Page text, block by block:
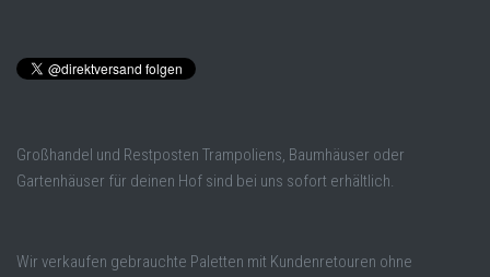
Großhandel und Restposten Trampoliens, Baumhäuser oder
Gartenhäuser für deinen Hof sind bei uns sofort erhältlich.
Wir verkaufen gebrauchte Paletten mit Kundenretouren ohne